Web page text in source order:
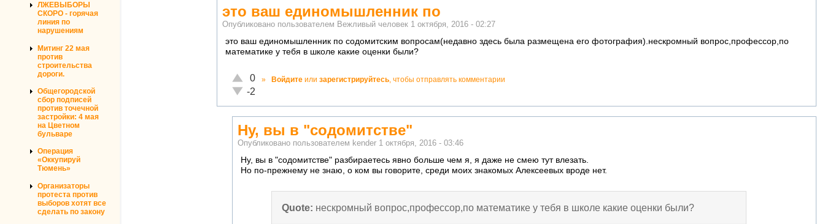
ЛЖЕВЫБОРЫ
СКОРО - горячая
линия по
нарушениям
Митинг 22 мая
против
строительства
дороги.
Общегородской
сбор подписей
против точечной
застройки: 4 мая
на Цветном
бульваре
Операция
«Оккупируй
Тюмень»
Организаторы
протеста против
выборов хотят все
сделать по закону
это ваш единомышленник по
Опубликовано пользователем Вежливый человек 1 октября, 2016 - 02:27
это ваш единомышленник по содомитским вопросам(недавно здесь была размещена его фотография).нескромный вопрос,профессор,по
математике у тебя в школе какие оценки были?
Отлично!
0
Неадекватно!
-2
» Войдите или зарегистрируйтесь , чтобы отправлять комментарии
Ну, вы в "содомитстве"
Опубликовано пользователем kender 1 октября, 2016 - 03:46
Ну, вы в "содомитстве" разбираетесь явно больше чем я, я даже не смею тут влезать.
Но по-прежнему не знаю, о ком вы говорите, среди моих знакомых Алексеевых вроде нет.
Quote: нескромный вопрос,профессор,по математике у тебя в школе какие оценки были?